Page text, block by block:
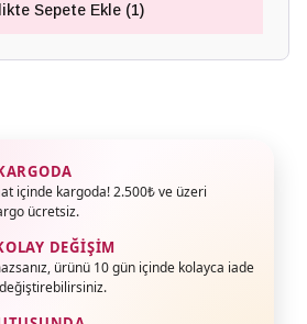
Sepete Ekle (1)
içinde kargoda! 2.500₺ ve üzeri
ücretsiz.
DEĞIŞIM
ürünü 10 gün içinde kolayca iade